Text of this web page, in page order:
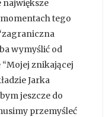
największe
tego
wymyślić od
“Mojej znikającej
Jarka
jeszcze do
przemyśleć